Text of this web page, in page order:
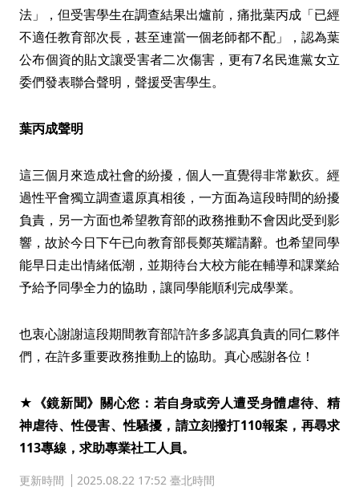
法」，但受害學生在調查結果出爐前，痛批葉丙成「已經
不適任教育部次長，甚至連當一個老師都不配」，認為葉
公布個資的貼文讓受害者二次傷害，更有7名民進黨女立
委們發表聯合聲明，聲援受害學生。
葉丙成聲明
這三個月來造成社會的紛擾，個人一直覺得非常歉疚。經
過性平會獨立調查還原真相後，一方面為這段時間的紛擾
負責，另一方面也希望教育部的政務推動不會因此受到影
響，故於今日下午已向教育部長鄭英耀請辭。也希望同學
能早日走出情緒低潮，並期待台大校方能在輔導和課業給
予給予同學全力的協助，讓同學能順利完成學業。
也衷心謝謝這段期間教育部許許多多認真負責的同仁夥伴
們，在許多重要政務推動上的協助。真心感謝各位！
★《鏡新聞》關心您：若自身或旁人遭受身體虐待、精
神虐待、性侵害、性騷擾，請立刻撥打110報案，再尋求
113專線，求助專業社工人員。
更新時間 2025.08.22 17:52 臺北時間